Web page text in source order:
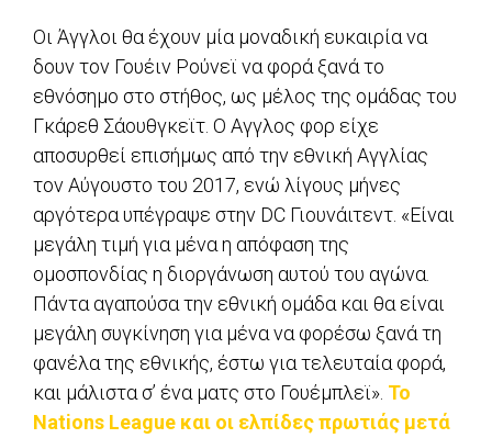
Οι Άγγλοι θα έχουν μία μοναδική ευκαιρία να
δουν τον Γουέιν Ρούνεϊ να φορά ξανά το
εθνόσημο στο στήθος, ως μέλος της ομάδας του
Γκάρεθ Σάουθγκεϊτ. Ο Αγγλος φορ είχε
αποσυρθεί επισήμως από την εθνική Αγγλίας
τον Αύγουστο του 2017, ενώ λίγους μήνες
αργότερα υπέγραψε στην DC Γιουνάιτεντ. «Είναι
μεγάλη τιμή για μένα η απόφαση της
ομοσπονδίας η διοργάνωση αυτού του αγώνα.
Πάντα αγαπούσα την εθνική ομάδα και θα είναι
μεγάλη συγκίνηση για μένα να φορέσω ξανά τη
φανέλα της εθνικής, έστω για τελευταία φορά,
και μάλιστα σ’ ένα ματς στο Γουέμπλεϊ». To
Nations League και οι ελπίδες πρωτιάς μετά